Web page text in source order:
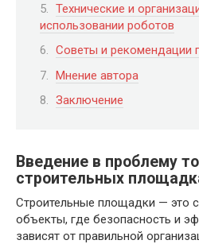
Технические и
использовании роботов
Советы и рекомендации
Мнение автора
Заключение
Введение в проблему
строительных
Строительные площадки — это
объекты, где безопасность и
зависят от правильной